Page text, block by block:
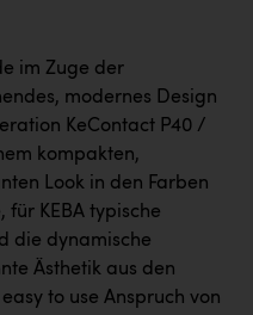
gmbh
im Zuge der
modernes Design
KeContact P40 /
kompakten,
Look in den Farben
für KEBA typische
die dynamische
Ästhetik aus den
to use Anspruch von